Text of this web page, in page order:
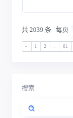
共 2039 条 每页
« 1 2 81
搜索